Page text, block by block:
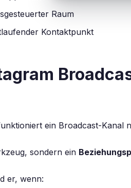
Raum
Kontaktpunkt
ein Broadcast-Kanal
sondern ein
er, wenn: